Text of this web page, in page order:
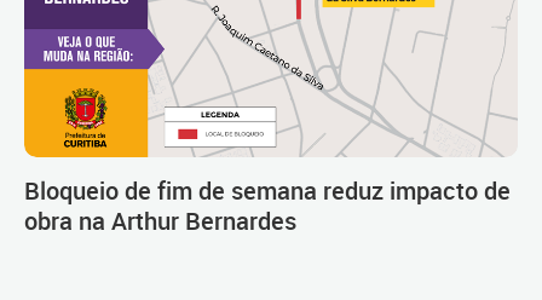
Bloqueio de fim de semana reduz impacto de
obra na Arthur Bernardes